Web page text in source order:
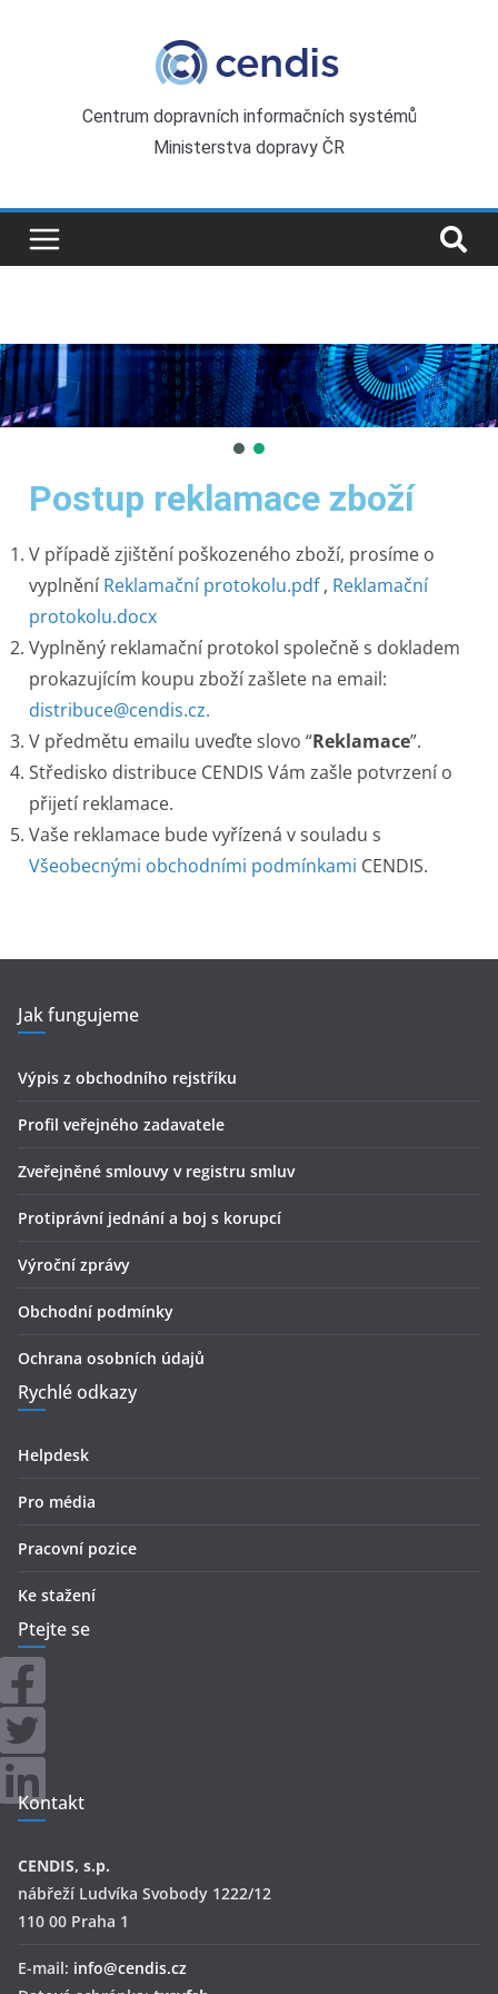
Centrum dopravních informačních systémů
Ministerstva dopravy ČR
Postup reklamace zboží
V případě zjištění poškozeného zboží, prosíme o
vyplnění Reklamační protokolu.pdf, Reklamační
protokolu.docx
Vyplněný reklamační protokol společně s dokladem
prokazujícím koupu zboží zašlete na email:
distribuce@cendis.cz.
V předmětu emailu uveďte slovo “Reklamace”.
Středisko distribuce CENDIS Vám zašle potvrzení o
přijetí reklamace.
Vaše reklamace bude vyřízená v souladu s
Všeobecnými obchodními podmínkami CENDIS.
Jak fungujeme
Výpis z obchodního rejstříku
Profil veřejného zadavatele
Zveřejněné smlouvy v registru smluv
Protiprávní jednání a boj s korupcí
Výroční zprávy
Obchodní podmínky
Ochrana osobních údajů
Rychlé odkazy
Helpdesk
Pro média
Pracovní pozice
Ke stažení
Ptejte se
Kontakt
CENDIS, s.p.
nábřeží Ludvíka Svobody 1222/12
110 00 Praha 1
E-mail: info@cendis.cz